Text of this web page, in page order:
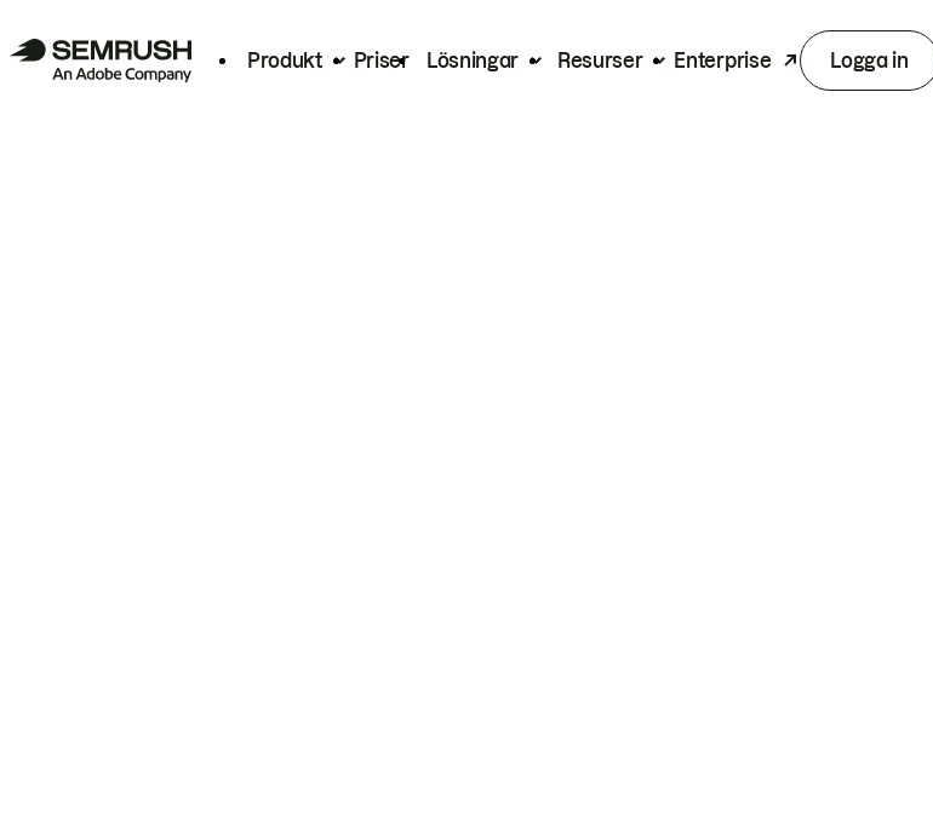
Produkt Priser Lösningar Resurser Enterprise Logga in